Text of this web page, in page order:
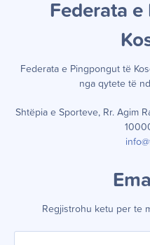
Federata
Federata e Pingpongut të
nga qytete të
Shtëpia e Sporteve, Rr. Agim
Regjistrohu ketu per te